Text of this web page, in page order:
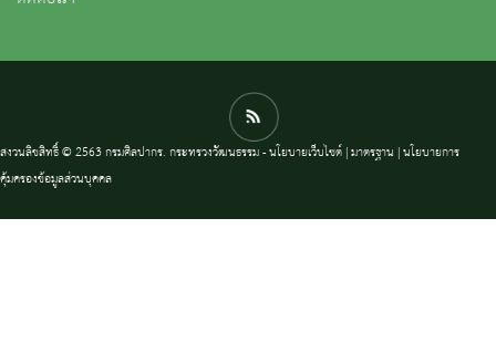
สงวนลิขสิทธิ์ © 2563 กรมศิลปากร. กระทรวงวัฒนธรรม -นโยบายเว็บไซต์|มาตรฐาน |นโยบายการ
คุ้มครองข้อมูลส่วนบุคคล